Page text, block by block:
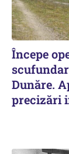
Începe
Dunăre.
precizări